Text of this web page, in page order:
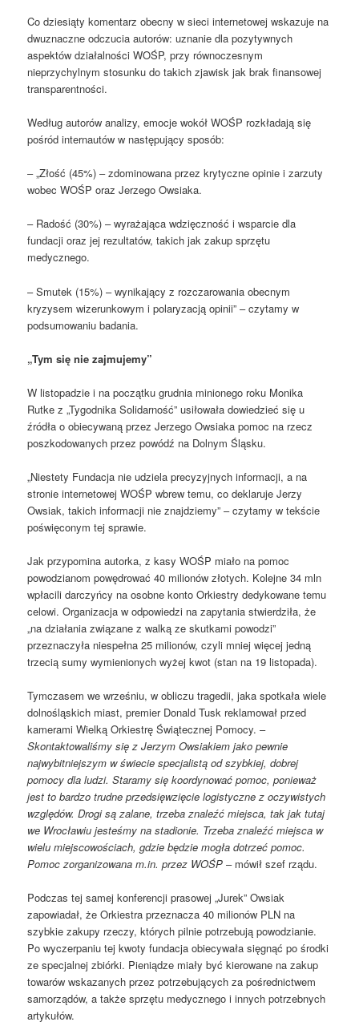
Co dziesiąty komentarz obecny w sieci internetowej wskazuje na
dwuznaczne odczucia autorów: uznanie dla pozytywnych
aspektów działalności WOŚP, przy równoczesnym
nieprzychylnym stosunku do takich zjawisk jak brak finansowej
transparentności.
Według autorów analizy, emocje wokół WOŚP rozkładają się
pośród internautów w następujący sposób:
– „Złość (45%) – zdominowana przez krytyczne opinie i zarzuty
wobec WOŚP oraz Jerzego Owsiaka.
– Radość (30%) – wyrażająca wdzięczność i wsparcie dla
fundacji oraz jej rezultatów, takich jak zakup sprzętu
medycznego.
– Smutek (15%) – wynikający z rozczarowania obecnym
kryzysem wizerunkowym i polaryzacją opinii” – czytamy w
podsumowaniu badania.
„Tym się nie zajmujemy”
W listopadzie i na początku grudnia minionego roku Monika
Rutke z „Tygodnika Solidarność” usiłowała dowiedzieć się u
źródła o obiecywaną przez Jerzego Owsiaka pomoc na rzecz
poszkodowanych przez powódź na Dolnym Śląsku.
„Niestety Fundacja nie udziela precyzyjnych informacji, a na
stronie internetowej WOŚP wbrew temu, co deklaruje Jerzy
Owsiak, takich informacji nie znajdziemy” – czytamy w tekście
poświęconym tej sprawie.
Jak przypomina autorka, z kasy WOŚP miało na pomoc
powodzianom powędrować 40 milionów złotych. Kolejne 34 mln
wpłacili darczyńcy na osobne konto Orkiestry dedykowane temu
celowi. Organizacja w odpowiedzi na zapytania stwierdziła, że
„na działania związane z walką ze skutkami powodzi”
przeznaczyła niespełna 25 milionów, czyli mniej więcej jedną
trzecią sumy wymienionych wyżej kwot (stan na 19 listopada).
Tymczasem we wrześniu, w obliczu tragedii, jaka spotkała wiele
dolnośląskich miast, premier Donald Tusk reklamował przed
kamerami Wielką Orkiestrę Świątecznej Pomocy. –
Skontaktowaliśmy się z Jerzym Owsiakiem jako pewnie
najwybitniejszym w świecie specjalistą od szybkiej, dobrej
pomocy dla ludzi. Staramy się koordynować pomoc, ponieważ
jest to bardzo trudne przedsięwzięcie logistyczne z oczywistych
względów. Drogi są zalane, trzeba znaleźć miejsca, tak jak tutaj
we Wrocławiu jesteśmy na stadionie. Trzeba znaleźć miejsca w
wielu miejscowościach, gdzie będzie mogła dotrzeć pomoc.
Pomoc zorganizowana m.in. przez WOŚP – mówił szef rządu.
Podczas tej samej konferencji prasowej „Jurek” Owsiak
zapowiadał, że Orkiestra przeznacza 40 milionów PLN na
szybkie zakupy rzeczy, których pilnie potrzebują powodzianie.
Po wyczerpaniu tej kwoty fundacja obiecywała sięgnąć po środki
ze specjalnej zbiórki. Pieniądze miały być kierowane na zakup
towarów wskazanych przez potrzebujących za pośrednictwem
samorządów, a także sprzętu medycznego i innych potrzebnych
artykułów.